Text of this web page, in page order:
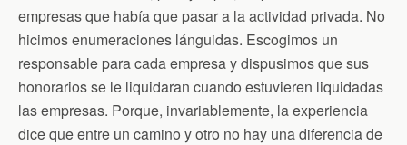
empresas que había que pasar a la actividad privada. No
hicimos enumeraciones lánguidas. Escogimos un
responsable para cada empresa y dispusimos que sus
honorarios se le liquidaran cuando estuvieren liquidadas
las empresas. Porque, invariablemente, la experiencia
dice que entre un camino y otro no hay una diferencia de